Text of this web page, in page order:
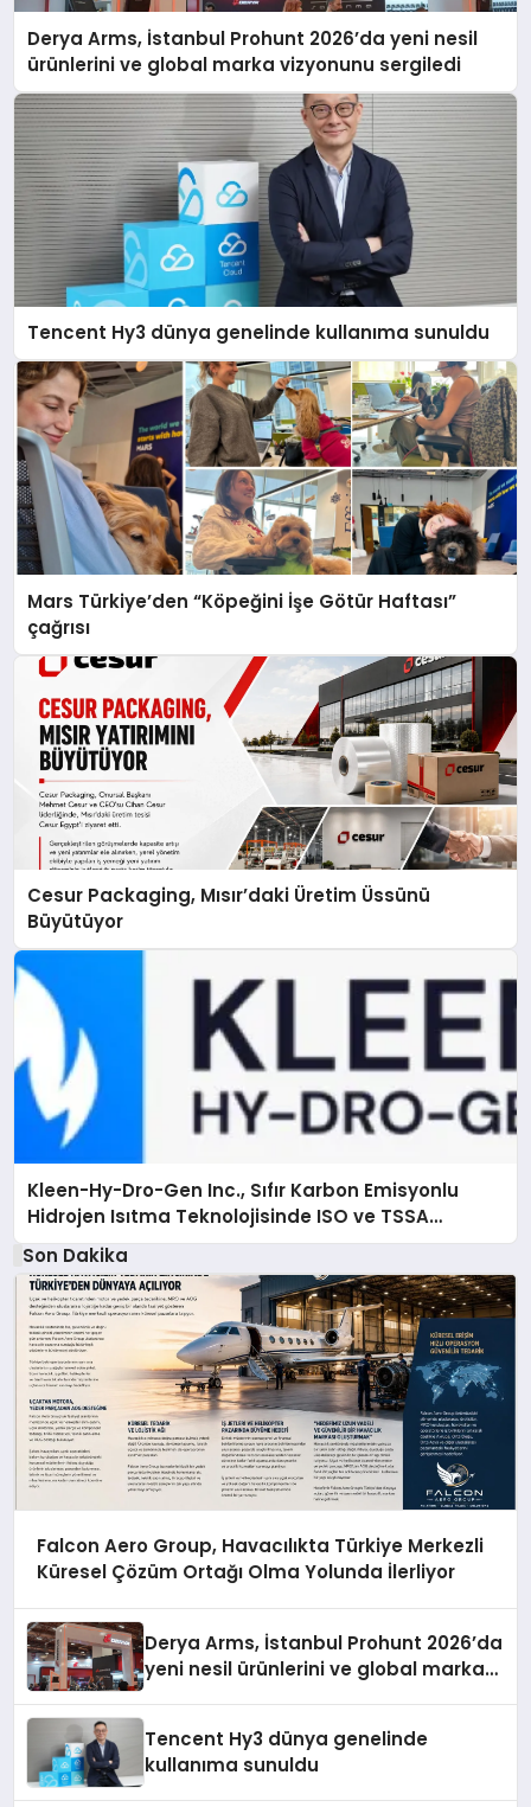
Derya Arms, İstanbul Prohunt 2026’da yeni nesil
ürünlerini ve global marka vizyonunu sergiledi
Tencent Hy3 dünya genelinde kullanıma sunuldu
Mars Türkiye’den “Köpeğini İşe Götür Haftası”
çağrısı
Cesur Packaging, Mısır’daki Üretim Üssünü
Büyütüyor
Kleen-Hy-Dro-Gen Inc., Sıfır Karbon Emisyonlu
Hidrojen Isıtma Teknolojisinde ISO ve TSSA
Düzenleyici Onaylarını Aldı
Son Dakika
Falcon Aero Group, Havacılıkta Türkiye Merkezli
Küresel Çözüm Ortağı Olma Yolunda İlerliyor
Derya Arms, İstanbul Prohunt 2026’da
yeni nesil ürünlerini ve global marka
Tencent Hy3 dünya genelinde
kullanıma sunuldu